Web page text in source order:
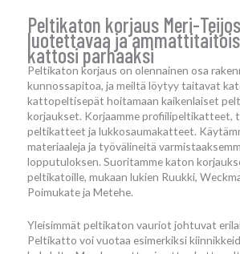
Peltikaton korjaus Meri-
luotettavaa ja
kattosi parhaaksi
Peltikaton korjaus on olennainen osa
kunnossapitoa, ja meiltä löytyy taitavat
kattopeltisepät hoitamaan kaikenlaiset
korjaukset. Korjaamme profiilipeltikatteet,
peltikatteet ja lukkosaumakatteet.
materiaaleja ja työvälineitä
lopputuloksen. Suoritamme katon
peltikatoille, mukaan lukien Ruukki,
Poimukate ja Metehe.
Yleisimmät peltikaton vauriot johtuvat
Peltikatto voi vuotaa esimerkiksi